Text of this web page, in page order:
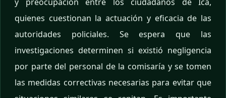
quienes cuestionan la actuación y eficacia de las
autoridades policiales. Se espera que las
investigaciones determinen si existió negligencia
por parte del personal de la comisaría y se tomen
las medidas correctivas necesarias para evitar que